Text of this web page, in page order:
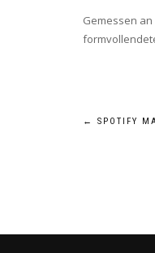
Gemessen
← SPOTIFY